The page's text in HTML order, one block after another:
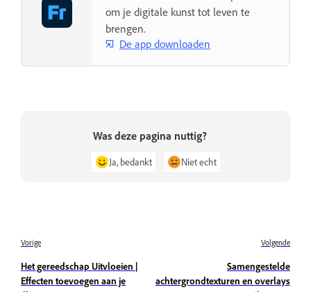
om je digitale kunst tot leven te
brengen.
De app downloaden
Was deze pagina nuttig?
Ja, bedankt Niet echt
Vorige
Het gereedschap Uitvloeien |
Effecten toevoegen aan je
Volgende
Samengestelde
achtergrondtexturen en overlays